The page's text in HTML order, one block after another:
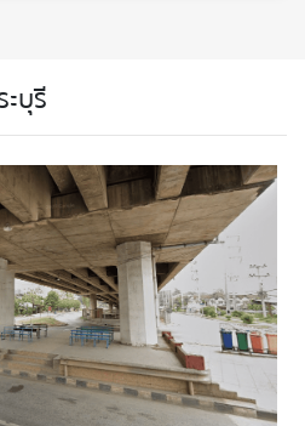
บุรี